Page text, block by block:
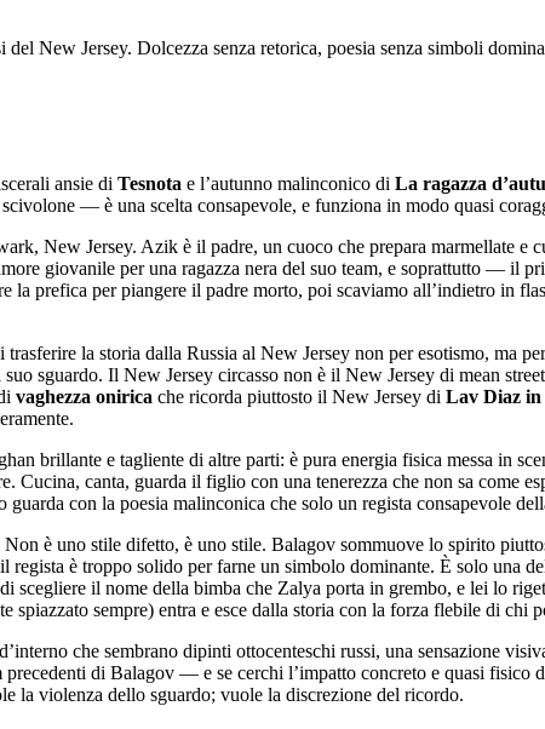
New Jersey. Dolcezza senza retorica, poesia senza simboli
ansie di Tesnota e l’autunno malinconico di La ragazza
— è una scelta consapevole, e funziona in modo quasi
New Jersey. Azik è il padre, un cuoco che prepara marmellate e
giovanile per una ragazza nera del suo team, e soprattutto — il
la prefica per piangere il padre morto, poi scaviamo all’indietro in
la storia dalla Russia al New Jersey non per esotismo, ma
sguardo. Il New Jersey circasso non è il New Jersey di mean
vaghezza onirica che ricorda piuttosto il New Jersey di Lav Diaz in
brillante e tagliente di altre parti: è pura energia fisica messa in
Cucina, canta, guarda il figlio con una tenerezza che non sa come
con la poesia malinconica che solo un regista consapevole
è uno stile difetto, è uno stile. Balagov sommuove lo spirito
è troppo solido per farne un simbolo dominante. È solo una
il nome della bimba che Zalya porta in grembo, e lei lo
sempre) entra e esce dalla storia con la forza flebile di chi
che sembrano dipinti ottocenteschi russi, una sensazione
di Balagov — e se cerchi l’impatto concreto e quasi fisico
la violenza dello sguardo; vuole la discrezione del ricordo.